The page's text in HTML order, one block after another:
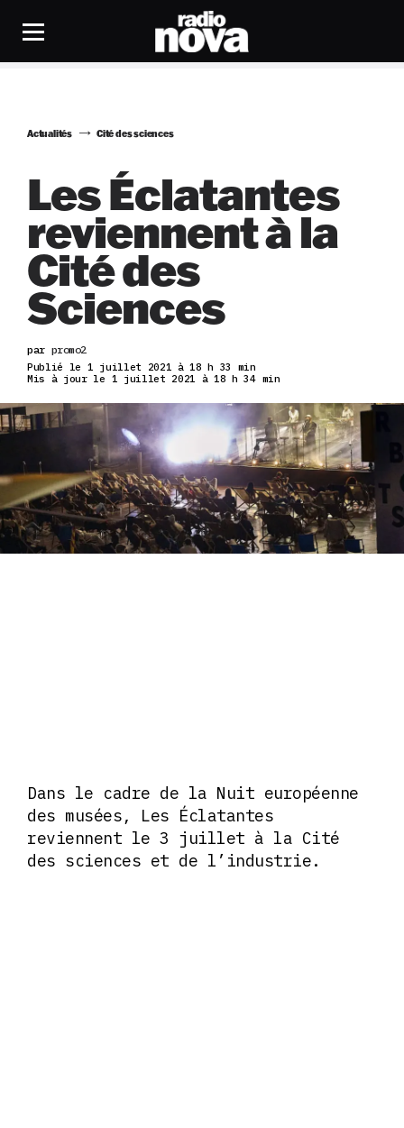
Actualités Cité des sciences
Les Éclatantes
reviennent à la
Cité des
Sciences
par promo2
Publié le 1 juillet 2021 à 18 h 33 min
Mis à jour le 1 juillet 2021 à 18 h 34 min
Dans le cadre de la Nuit européenne
des musées, Les Éclatantes
reviennent le 3 juillet à la Cité
des sciences et de l’industrie.